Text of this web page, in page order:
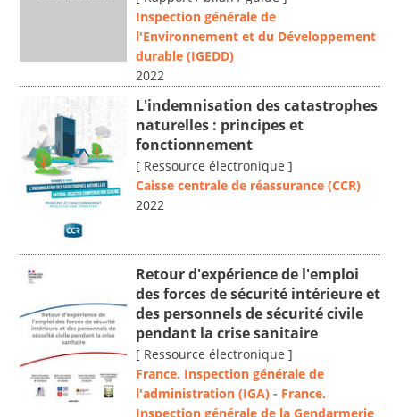
Inspection générale de
l'Environnement et du Développement
durable (IGEDD)
2022
L'indemnisation des catastrophes
naturelles : principes et
fonctionnement
[ Ressource électronique ]
Caisse centrale de réassurance (CCR)
2022
Retour d'expérience de l'emploi
des forces de sécurité intérieure et
des personnels de sécurité civile
pendant la crise sanitaire
[ Ressource électronique ]
France. Inspection générale de
l'administration (IGA) - France.
Inspection générale de la Gendarmerie